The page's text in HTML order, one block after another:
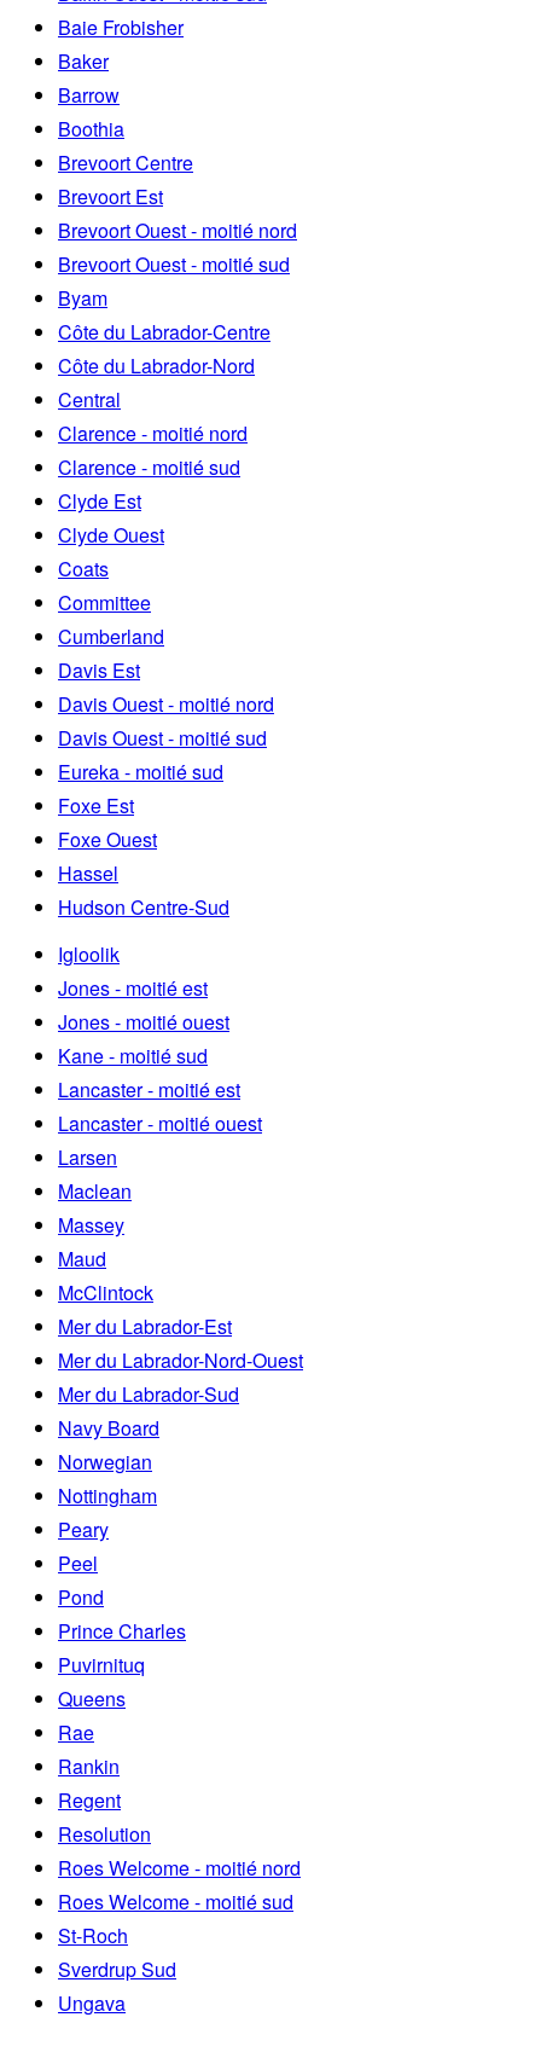
Baie Frobisher
Baker
Barrow
Boothia
Brevoort Centre
Brevoort Est
Brevoort Ouest - moitié nord
Brevoort Ouest - moitié sud
Byam
Côte du Labrador-Centre
Côte du Labrador-Nord
Central
Clarence - moitié nord
Clarence - moitié sud
Clyde Est
Clyde Ouest
Coats
Committee
Cumberland
Davis Est
Davis Ouest - moitié nord
Davis Ouest - moitié sud
Eureka - moitié sud
Foxe Est
Foxe Ouest
Hassel
Hudson Centre-Sud
Igloolik
Jones - moitié est
Jones - moitié ouest
Kane - moitié sud
Lancaster - moitié est
Lancaster - moitié ouest
Larsen
Maclean
Massey
Maud
McClintock
Mer du Labrador-Est
Mer du Labrador-Nord-Ouest
Mer du Labrador-Sud
Navy Board
Norwegian
Nottingham
Peary
Peel
Pond
Prince Charles
Puvirnituq
Queens
Rae
Rankin
Regent
Resolution
Roes Welcome - moitié nord
Roes Welcome - moitié sud
St-Roch
Sverdrup Sud
Ungava